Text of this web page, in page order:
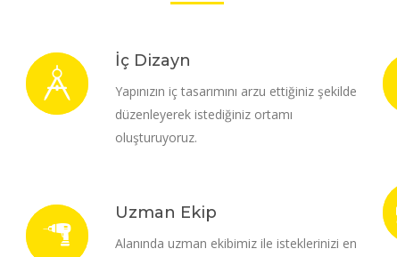
İç Dizayn
Yapınızın iç tasarımını arzu ettiğiniz şekilde
düzenleyerek istediğiniz ortamı
oluşturuyoruz.
Uzman Ekip
Alanında uzman ekibimiz ile isteklerinizi en